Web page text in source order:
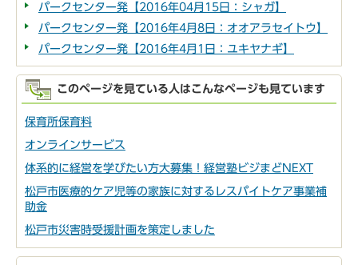
パークセンター発【2016年04月15日：シャガ】
パークセンター発【2016年4月8日：オオアラセイトウ】
パークセンター発【2016年4月1日：ユキヤナギ】
このページを見ている人はこんなページも見ています
保育所保育料
オンラインサービス
体系的に経営を学びたい方大募集！経営塾ビジまどNEXT
松戸市医療的ケア児等の家族に対するレスパイトケア事業補
助金
松戸市災害時受援計画を策定しました